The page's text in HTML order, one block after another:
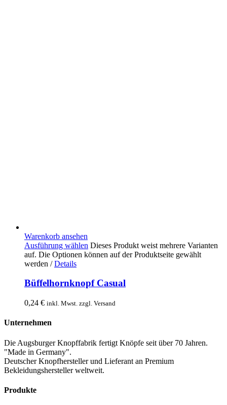
Warenkorb ansehen
Ausführung wählen Dieses Produkt weist mehrere Varianten
auf. Die Optionen können auf der Produktseite gewählt
werden / Details
Büffelhornknopf Casual
0,24 € inkl. Mwst. zzgl. Versand
Unternehmen
Die Augsburger Knopffabrik fertigt Knöpfe seit über 70 Jahren.
"Made in Germany".
Deutscher Knopfhersteller und Lieferant an Premium
Bekleidungshersteller weltweit.
Produkte